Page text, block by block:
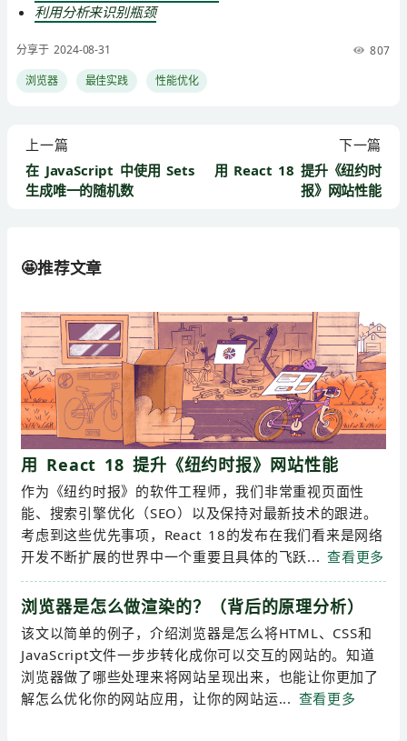
利用分析来识别瓶颈
分享于 2024-08-31
807
浏览器
最佳实践 性能优化
上一篇
在 JavaScript 中使用 Sets
生成唯一的随机数
下一篇
用 React 18 提升《纽约时
报》网站性能
🤩推荐文章
用 React 18 提升《纽约时报》网站性能
作为《纽约时报》的软件工程师，我们非常重视页面性
能、搜索引擎优化（SEO）以及保持对最新技术的跟进。
考虑到这些优先事项，React 18的发布在我们看来是网络
开发不断扩展的世界中一个重要且具体的飞跃... 查看更多
浏览器是怎么做渲染的？（背后的原理分析）
该文以简单的例子，介绍浏览器是怎么将HTML、CSS和
JavaScript文件一步步转化成你可以交互的网站的。知道
浏览器做了哪些处理来将网站呈现出来，也能让你更加了
解怎么优化你的网站应用，让你的网站运... 查看更多